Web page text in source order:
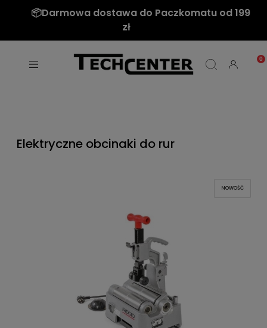
📦Darmowa dostawa do Paczkomatu od 199
zł
Elektryczne obcinaki do rur
NOWOŚĆ